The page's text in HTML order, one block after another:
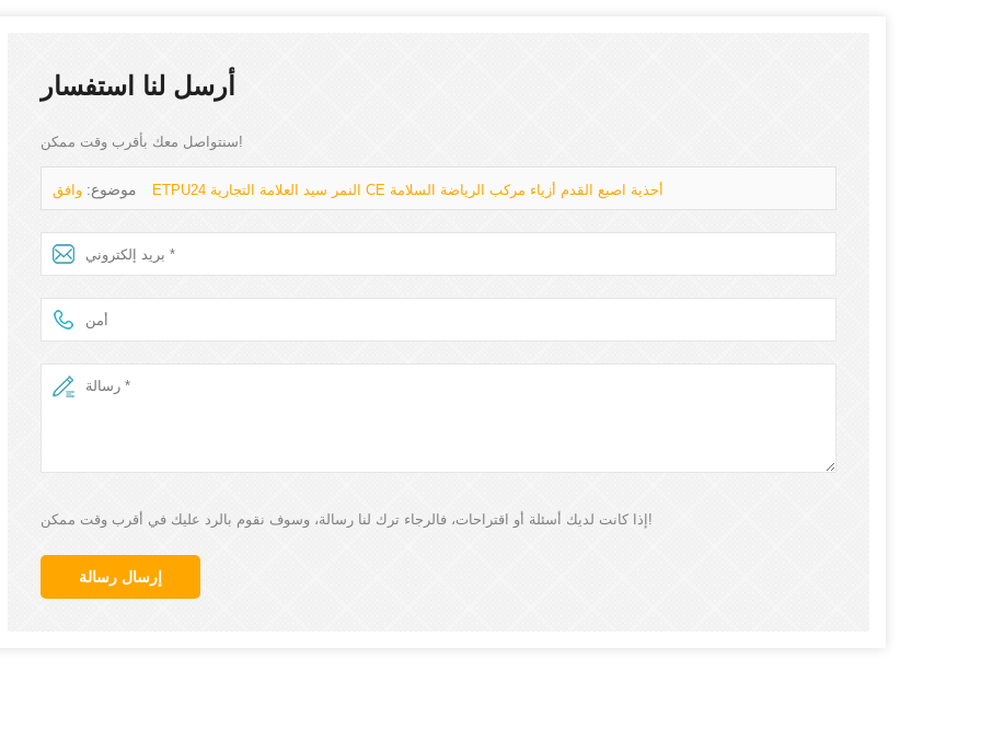
أرسل لنا استفسار
سنتواصل معك بأقرب وقت ممكن!
موضوع: وافق ETPU24 النمر سيد العلامة التجارية CE أحذية اصبع القدم أزياء مركب الرياضة السلامة
إذا كانت لديك أسئلة أو اقتراحات، فالرجاء ترك لنا رسالة، وسوف نقوم بالرد عليك في أقرب وقت ممكن!
إرسال رسالة